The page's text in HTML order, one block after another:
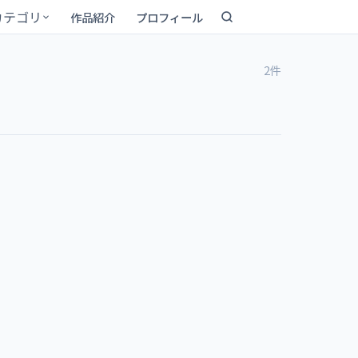
テゴリ 作品紹介 プロフィール
2件